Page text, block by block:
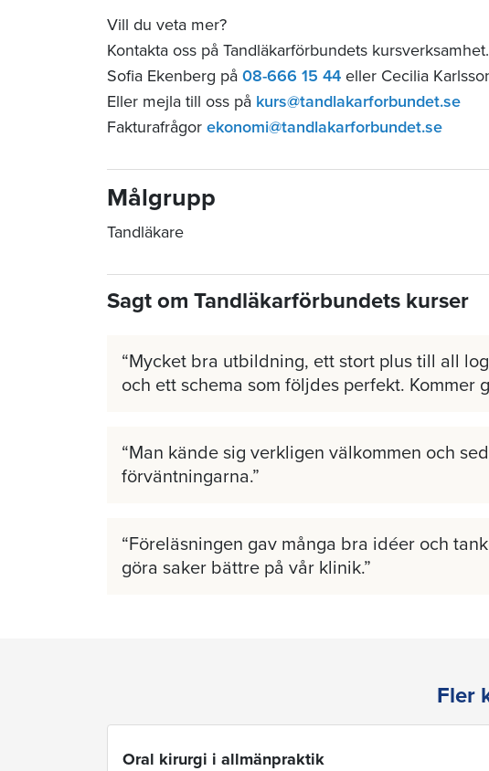
Vill du veta mer?
Kontakta oss på Tandläkarförbundets kursverksamhet.
Sofia Ekenberg på 08-666 15 44 eller Cecilia
Eller mejla till oss på kurs@tandlakarforbundet.se
Fakturafrågor ekonomi@tandlakarforbundet.se
Målgrupp
Tandläkare
Sagt om Tandläkarförbundets kurser
Mycket bra utbildning, ett stort plus till all
och ett schema som följdes perfekt. Kommer
Man kände sig verkligen välkommen och
förväntningarna.
Föreläsningen gav många bra idéer och
göra saker bättre på vår klinik.
Fler
Oral kirurgi i allmänpraktik